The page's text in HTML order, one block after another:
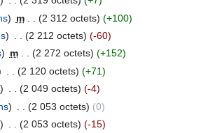
) m (2 312 octets) (+100)
) (2 212 octets) (-60)
) m . . (2 272 octets) (+152)
(2 120 octets) (+71)
) . . (2 049 octets) (-4)
) (2 053 octets) (0)
) (2 053 octets) (-15)